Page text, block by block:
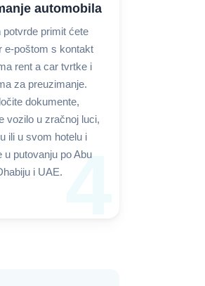
4
automobila
potvrde primit ćete
e-poštom s kontakt
rent a car tvrtke i
za preuzimanje.
dokumente,
vozilo u zračnoj luci,
ili u svom hotelu i
u putovanju po Abu
i UAE.